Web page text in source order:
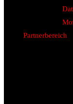
Partnerbereich